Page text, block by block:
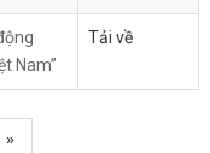
Nam”
Tải về
Trang
»